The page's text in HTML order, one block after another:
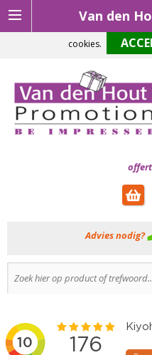
Van den
Advies nodig?
Om onze website optimaal te
cookies.